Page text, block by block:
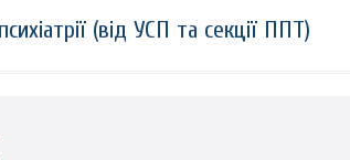
(від УСП та секції ППТ)